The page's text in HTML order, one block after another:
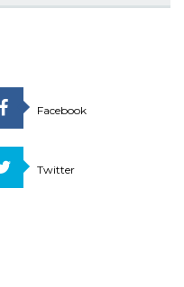
Facebook
Twitter